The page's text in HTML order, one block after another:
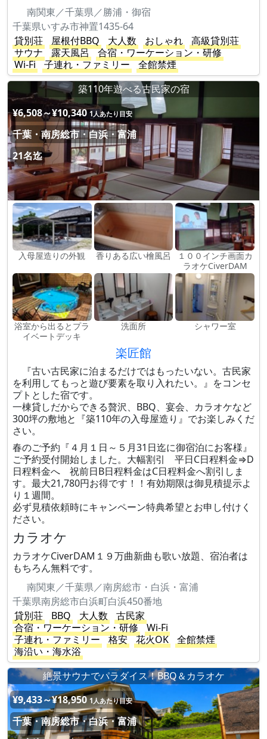
南関東／千葉県／勝浦・御宿
千葉県いすみ市神置1435-64
貸別荘
屋根付BBQ 大人数 おしゃれ
高級貸別荘
サウナ
露天風呂
合宿・ワーケーション・研修
Wi-Fi
子連れ・ファミリー
全館禁煙
築110年遊べる古民家の宿
¥6,508～¥10,340 1人あたり目安
千葉・南房総市・白浜・富浦
21名迄
入母屋造りの外観 香りある広い檜風呂
１００インチ画面カ
ラオケCiverDAM
浴室から出るとプラ
イベートデッキ
洗面所 シャワー室
楽匠館
『古い古民家に泊まるだけではもったいない。古民家
を利用してもっと遊び要素を取り入れたい。』をコンセ
プトとした宿です。
一棟貸しだからできる贅沢、BBQ、宴会、カラオケなど
300坪の敷地と『築110年の入母屋造り』でお楽しみくだ
さい。
春のご予約『４月１日～５月31日迄に御宿泊にお客様』
ご予約受付開始しました。大幅割引 平日C日程料金⇒D
日程料金へ 祝前日B日程料金はC日程料金へ割引しま
す。最大21,780円お得です！！有効期限は御見積提示よ
り１週間。
必ず見積依頼時にキャンペーン特典希望とお申し付けく
ださい。
カラオケ
カラオケCiverDAM１９万曲新曲も歌い放題、宿泊者は
もちろん無料です。
南関東／千葉県／南房総市・白浜・富浦
千葉県南房総市白浜町白浜450番地
貸別荘
BBQ 大人数
古民家
合宿・ワーケーション・研修
Wi-Fi
子連れ・ファミリー
格安 花火OK
全館禁煙
海沿い・海水浴
絶景サウナでパラダイス！BBQ＆カラオケ
¥9,433～¥18,950 1人あたり目安
千葉・南房総市・白浜・富浦